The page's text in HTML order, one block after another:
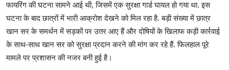
फायरिंग की घटना सामने आई थी, जिसमें एक सुरक्षा गार्ड घायल हो गया था. इस
घटना के बाद छात्रों में भारी आक्रोश देखने को मिल रहा है. बड़ी संख्या में छात्र
खान सर के समर्थन में सड़कों पर उतर आए हैं और दोषियों के खिलाफ कड़ी कार्रवाई
के साथ-साथ खान सर को सुरक्षा प्रदान करने की मांग कर रहे हैं. फिलहाल पूरे
मामले पर प्रशासन की नजर बनी हुई है।